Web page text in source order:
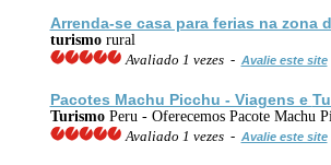
Arrenda-se casa para ferias na zona
turismorural
Avaliado 1 vezes - Avalie este site
Pacotes Machu Picchu - Viagens e
TurismoPeru - Oferecemos Pacote Machu
Avaliado 1 vezes - Avalie este site